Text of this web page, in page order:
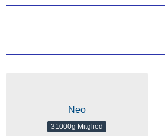
Neo
31000g Mitglied